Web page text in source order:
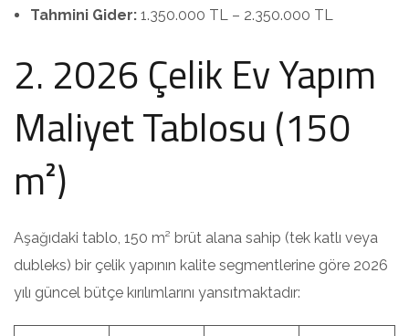
Tahmini Gider: 1.350.000 TL – 2.350.000 TL
2. 2026 Çelik Ev Yapım
Maliyet Tablosu (150
m²)
Aşağıdaki tablo, 150 m² brüt alana sahip (tek katlı veya
dubleks) bir çelik yapının kalite segmentlerine göre 2026
yılı güncel bütçe kırılımlarını yansıtmaktadır: